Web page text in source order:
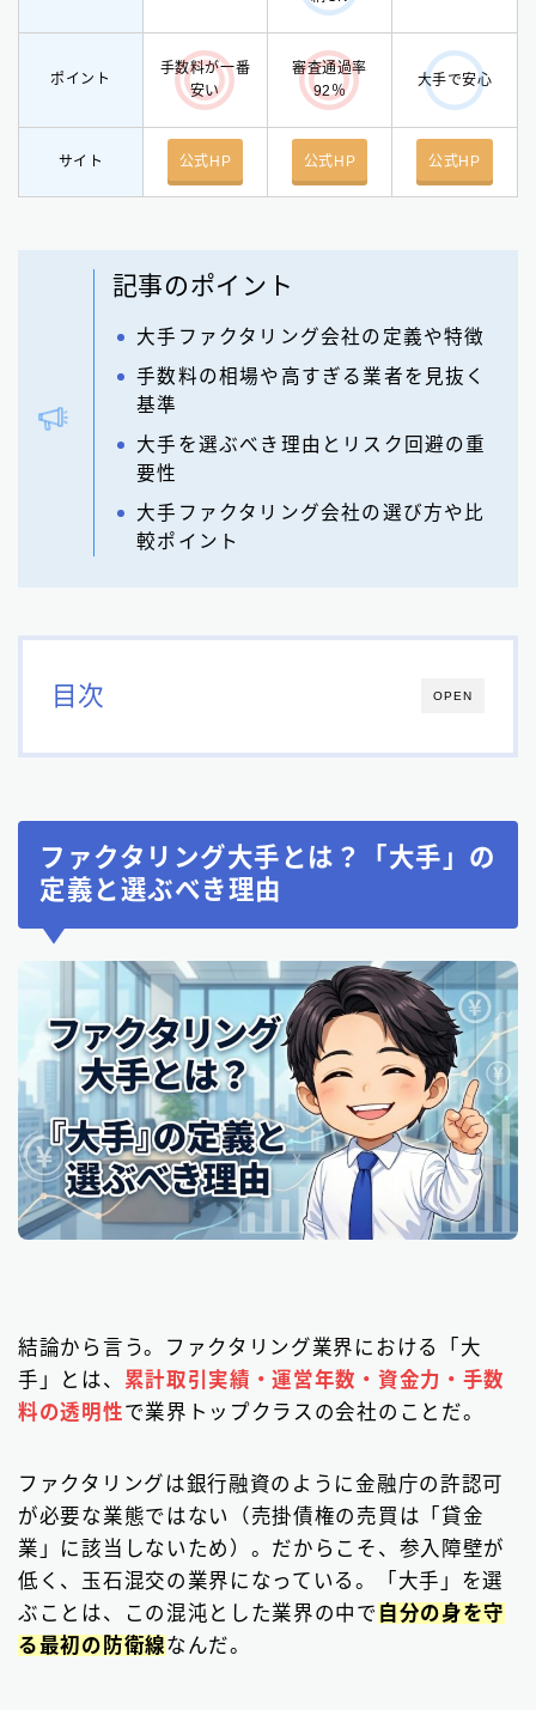
ポイント
手数料が一番
安い
審査通過率
92％
大手で安心
サイト 公式HP 公式HP 公式HP
記事のポイント
大手ファクタリング会社の定義や特徴
手数料の相場や高すぎる業者を見抜く
基準
大手を選ぶべき理由とリスク回避の重
要性
大手ファクタリング会社の選び方や比
較ポイント
OPEN
目次
ファクタリング大手とは？「大手」の
定義と選ぶべき理由
結論から言う。ファクタリング業界における「大
手」とは、 累計取引実績・運営年数・資金力・手数
料の透明性で業界トップクラスの会社のことだ。
ファクタリングは銀行融資のように金融庁の許認可
が必要な業態ではない（売掛債権の売買は「貸金
業」に該当しないため）。だからこそ、参入障壁が
低く、玉石混交の業界になっている。「大手」を選
ぶことは、この混沌とした業界の中で 自分の身を守
る最初の防衛線なんだ。